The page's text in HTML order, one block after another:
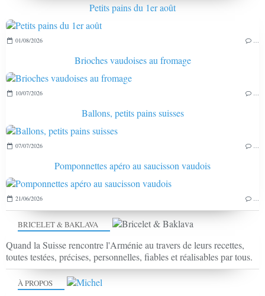
BRICELET & BAKLAVA
Quand la Suisse rencontre l'Arménie au travers de leurs recettes,
toutes testées, précises, personnelles, fiables et réalisables par tous.
À PROPOS
Petits pains du 1er août
01/08/2026
Brioches vaudoises au fromage
10/07/2026
Ballons, petits pains suisses
07/07/2026
Pomponnettes apéro au saucisson vaudois
21/06/2026